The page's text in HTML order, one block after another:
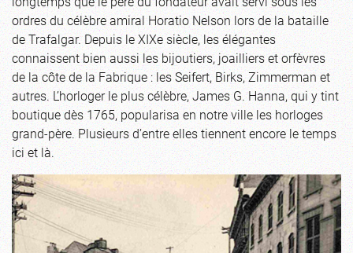
ordres du célèbre amiral Horatio Nelson lors de la bataille
de Trafalgar. Depuis le XIXe siècle, les élégantes
connaissent bien aussi les bijoutiers, joailliers et orfèvres
de la côte de la Fabrique : les Seifert, Birks, Zimmerman et
autres. L’horloger le plus célèbre, James G. Hanna, qui y tint
boutique dès 1765, popularisa en notre ville les horloges
grand-père. Plusieurs d’entre elles tiennent encore le temps
ici et là.